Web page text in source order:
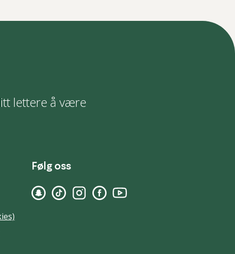
lettere å være
Følg oss